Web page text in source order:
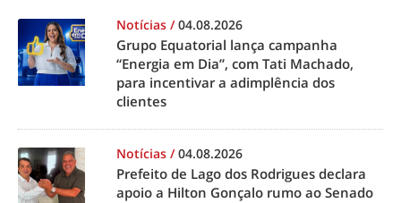
Notícias /04.08.2026
Grupo Equatorial lança campanha
“Energia em Dia”, com Tati Machado,
para incentivar a adimplência dos
clientes
Notícias /04.08.2026
Prefeito de Lago dos Rodrigues declara
apoio a Hilton Gonçalo rumo ao Senado